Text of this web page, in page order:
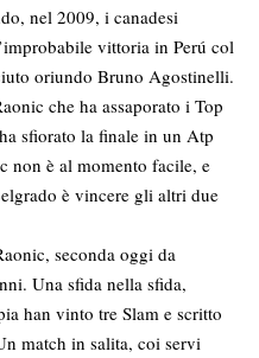
nel 2009, i canadesi
vittoria in Perú col
oriundo Bruno Agostinelli.
che ha assaporato i Top
sfiorato la finale in un Atp
non è al momento facile, e
è vincere gli altri due
seconda oggi da
Una sfida nella sfida,
han vinto tre Slam e scritto
match in salita, coi servi